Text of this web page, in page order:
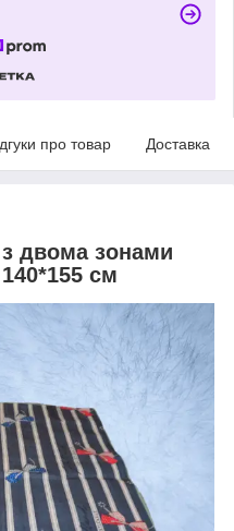
про товар Доставка
двома зонами
см